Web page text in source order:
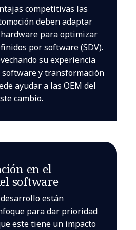
competitivas las
deben adaptar
hardware para optimizar
por software (SDV).
su experiencia
y transformación
ayudar a las OEM del
cambio.
en el
software
están
para dar prioridad
este tiene un impacto